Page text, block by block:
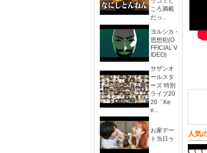
ころ満載
だっ...
ヨルシカ -
思想犯(O
FFICIAL V
IDEO)
サザンオ
ールスタ
ーズ 特別
ライブ20
20「Ke
e...
お家デー
ト当日ゥ
人気